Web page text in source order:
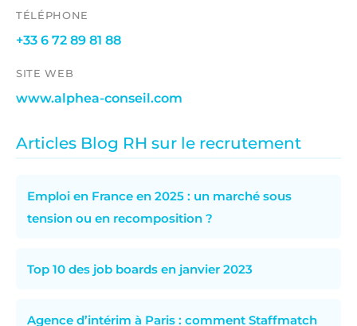
TÉLÉPHONE
+33 6 72 89 81 88
SITE WEB
www.alphea-conseil.com
Articles Blog RH sur le recrutement
Emploi en France en 2025 : un marché sous
tension ou en recomposition ?
Top 10 des job boards en janvier 2023
Agence d’intérim à Paris : comment Staffmatch